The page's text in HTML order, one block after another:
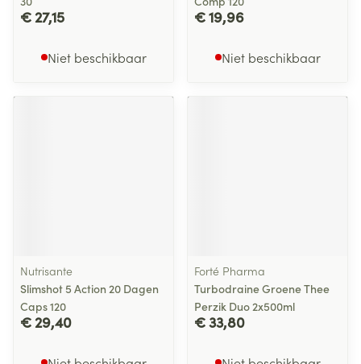
€ 27,15
Niet beschikbaar
€ 19,96
Niet beschikbaar
Nutrisante
Slimshot 5 Action 20 Dagen
Caps 120
€ 29,40
Forté Pharma
Turbodraine Groene Thee
Perzik Duo 2x500ml
€ 33,80